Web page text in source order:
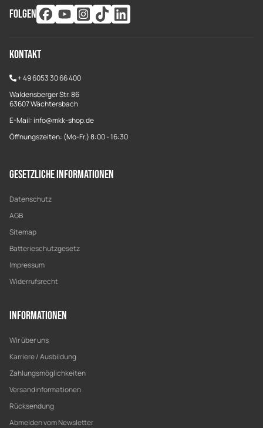
FOLGEN
Kontakt
+49 6053 30 66 400
Waldensberger Str. 86
63607 Wächtersbach
E-Mail: info@mkk-shop.de
Öffnungszeiten: (Mo-Fr.) 8:00 - 16:30
Gesetzliche Informationen
Datenschutz
AGB
Sitemap
Batterieschutzgesetz
Impressum
Widerrufsrecht
Informationen
Wir über uns
Karriere / Ausbildung
Zahlungsmöglichkeiten
Versandinformationen
Rücksendung
Abmelden vom Newsletter